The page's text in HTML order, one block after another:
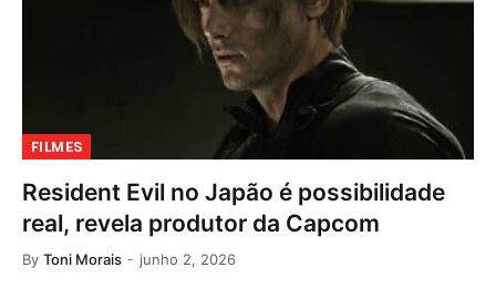
FILMES
Resident Evil no Japão é possibilidade
real, revela produtor da Capcom
By Toni Morais junho 2, 2026